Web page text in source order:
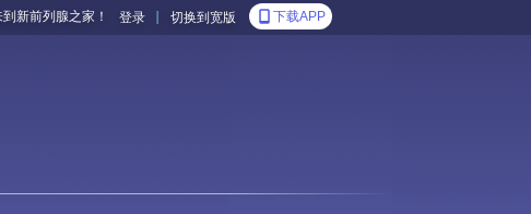
下载APP
新前列腺之家！ 登录 切换到宽版